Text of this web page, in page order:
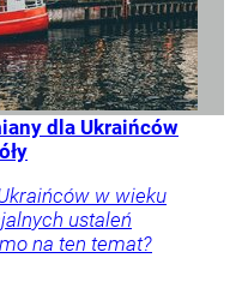
dla Ukraińców
w wieku
ustaleń
na ten temat?